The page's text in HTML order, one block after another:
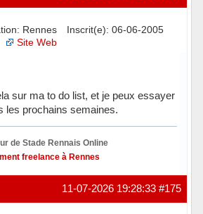
Rennes
Inscrit(e): 06-06-2005
Site Web
sur ma to do list, et je peux essayer
les prochains semaines.
de Stade Rennais Online
freelance à Rennes
#175
11-07-2026 19:28:33